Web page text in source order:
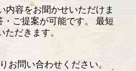
内容をお聞かせいただけま
ご提案が可能です。 最短
だきます。
お問い合わせください。